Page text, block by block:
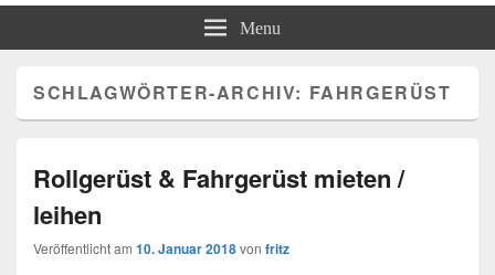
Menu
SCHLAGWÖRTER-ARCHIV: FAHRGERÜST
Rollgerüst & Fahrgerüst mieten /
leihen
Veröffentlicht am 10. Januar 2018von fritz